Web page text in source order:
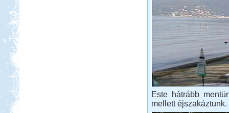
Este hátrább
mellett